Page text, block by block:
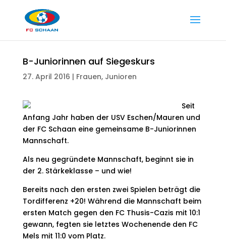
B-Juniorinnen auf Siegeskurs
27. April 2016 | Frauen, Junioren
Seit
Anfang Jahr haben der USV Eschen/Mauren und
der FC Schaan eine gemeinsame B-Juniorinnen
Mannschaft.
Als neu gegründete Mannschaft, beginnt sie in
der 2. Stärkeklasse – und wie!
Bereits nach den ersten zwei Spielen beträgt die
Tordifferenz +20! Während die Mannschaft beim
ersten Match gegen den FC Thusis-Cazis mit 10:1
gewann, fegten sie letztes Wochenende den FC
Mels mit 11:0 vom Platz.